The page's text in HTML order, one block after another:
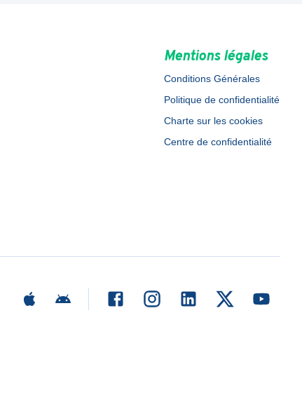
Mentions légales
Conditions Générales
Politique de confidentialité
Charte sur les cookies
Centre de confidentialité